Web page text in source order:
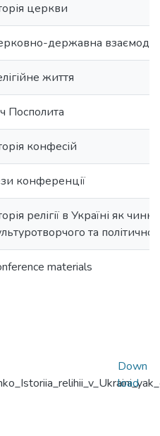
церкви
державна взаємодія
життя
Посполита
конфесій
конференції
релігії в Україні як
та
materials
Down
load